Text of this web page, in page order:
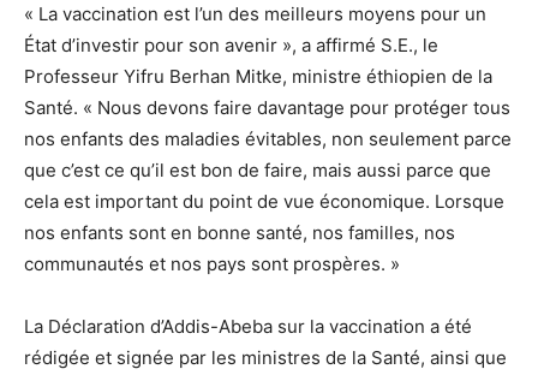
« La vaccination est l’un des meilleurs moyens pour un
État d’investir pour son avenir », a affirmé S.E., le
Professeur Yifru Berhan Mitke, ministre éthiopien de la
Santé. « Nous devons faire davantage pour protéger tous
nos enfants des maladies évitables, non seulement parce
que c’est ce qu’il est bon de faire, mais aussi parce que
cela est important du point de vue économique. Lorsque
nos enfants sont en bonne santé, nos familles, nos
communautés et nos pays sont prospères. »
La Déclaration d’Addis-Abeba sur la vaccination a été
rédigée et signée par les ministres de la Santé, ainsi que